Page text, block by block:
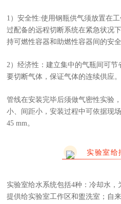
1）安全性:使用钢瓶供气须放置在
过配备的远程切断系统在紧急状况
持可燃性容器和助燃性容器间的安全
2）经济性：建立集中的气瓶间可
要切断气体，保证气体的连续供应。
管线在安装完毕后须做气密性实验
小、间距小，安装过程中可依据现
45 mm。
实验室给
实验室给水系统包括4种：冷却水，
提供给实验室工作区和盥洗室；自